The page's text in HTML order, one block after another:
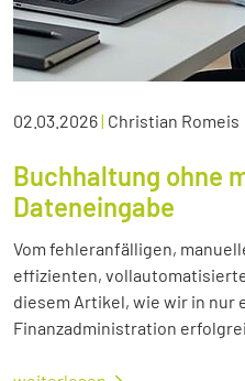
02.03.2026| Christian Romeis
Buchhaltung ohne
Dateneingabe
Vom fehleranfälligen,
effizienten,
diesem Artikel, wie wir in nur
Finanzadministration